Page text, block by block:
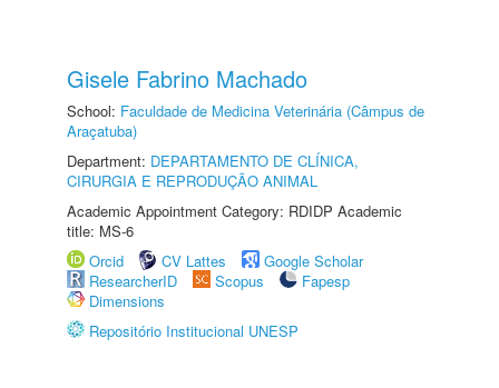
Gisele Fabrino Machado
School: Faculdade de Medicina Veterinária (Câmpus de
Araçatuba)
Department: DEPARTAMENTO DE CLÍNICA,
CIRURGIA E REPRODUÇÃO ANIMAL
Academic Appointment Category: RDIDP Academic
title: MS-6
Orcid
CV Lattes
Google Scholar
ResearcherID
Scopus
Fapesp
Dimensions
Repositório Institucional UNESP